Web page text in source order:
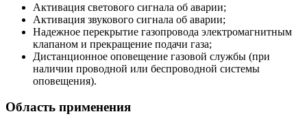
Активация светового сигнала об аварии;
Активация звукового сигнала об аварии;
Надежное перекрытие газопровода электромагнитным
клапаном и прекращение подачи газа;
Дистанционное оповещение газовой службы (при
наличии проводной или беспроводной системы
оповещения).
Область применения